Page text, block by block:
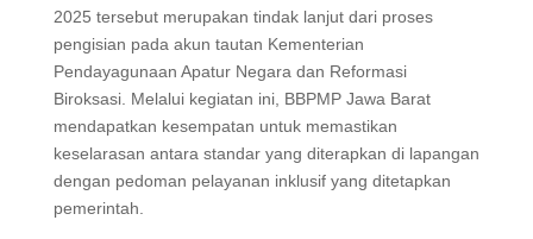
2025 tersebut merupakan tindak lanjut dari proses
pengisian pada akun tautan Kementerian
Pendayagunaan Apatur Negara dan Reformasi
Biroksasi. Melalui kegiatan ini, BBPMP Jawa Barat
mendapatkan kesempatan untuk memastikan
keselarasan antara standar yang diterapkan di lapangan
dengan pedoman pelayanan inklusif yang ditetapkan
pemerintah.